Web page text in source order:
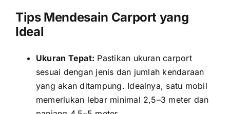
Tips Mendesain Carport yang
Ideal
Ukuran Tepat: Pastikan ukuran carport
sesuai dengan jenis dan jumlah kendaraan
yang akan ditampung. Idealnya, satu mobil
memerlukan lebar minimal 2,5–3 meter dan